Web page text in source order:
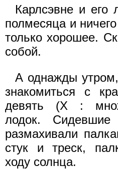
Карлсэвне и его
полмесяца и
только хорошее.
собой.
А однажды
знакомиться с
девять (X :
лодок.
размахивали
стук и треск,
ходу солнца.